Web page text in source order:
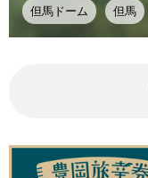
但馬ドーム 但馬